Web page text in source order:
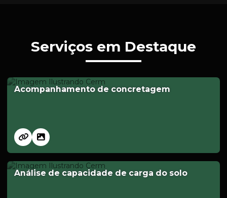
Serviços em Destaque
Acompanhamento de concretagem
Análise de capacidade de carga do solo